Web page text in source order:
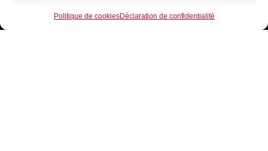
Politique de cookiesDéclaration de confidentialité